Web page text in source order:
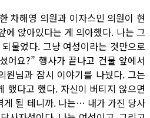
차해영 의원과 이자스민 의원이 현
에 앉아있다는 게 의아했다. 나는 그
물었다. 그냥 여성이라는 것만으로
어요?” 행사가 끝나고 건물 앞에서
원님과 잠시 이야기를 나눴다. 그는
했다고 했다. 자신이 버티지 않으면
게 될 테니까. 나는… 내가 가진 당사